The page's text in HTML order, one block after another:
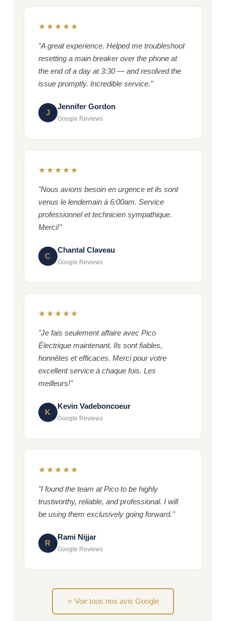
★★★★★
"A great experience. Helped me troubleshoot
resetting a main breaker over the phone at
the end of a day at 3:30 — and resolved the
issue promptly. Incredible service."
J
Jennifer Gordon
Google Reviews
★★★★★
"Nous avions besoin en urgence et ils sont
venus le lendemain à 6:00am. Service
professionnel et technicien sympathique.
Merci!"
C
Chantal Claveau
Google Reviews
★★★★★
"Je fais seulement affaire avec Pico
Électrique maintenant. Ils sont fiables,
honnêtes et efficaces. Merci pour votre
excellent service à chaque fois. Les
meilleurs!"
K
Kevin Vadeboncoeur
Google Reviews
★★★★★
"I found the team at Pico to be highly
trustworthy, reliable, and professional. I will
be using them exclusively going forward."
R
Rami Nijjar
Google Reviews
⭐ Voir tous nos avis Google